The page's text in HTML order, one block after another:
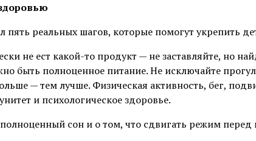
пять реальных шагов, которые помогут укрепить
не ест какой-то продукт — не заставляйте, но
быть полноценное питание. Не исключайте
— тем лучше. Физическая активность, бег,
и психологическое здоровье.
сон и о том, что сдвигать режим